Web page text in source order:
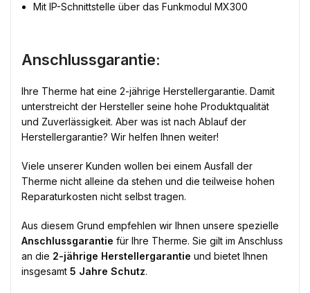
Mit IP-Schnittstelle über das Funkmodul MX300
Anschlussgarantie:
Ihre Therme hat eine 2-jährige Herstellergarantie. Damit
unterstreicht der Hersteller seine hohe Produktqualität
und Zuverlässigkeit. Aber was ist nach Ablauf der
Herstellergarantie? Wir helfen Ihnen weiter!
Viele unserer Kunden wollen bei einem Ausfall der
Therme nicht alleine da stehen und die teilweise hohen
Reparaturkosten nicht selbst tragen.
Aus diesem Grund empfehlen wir Ihnen unsere spezielle
Anschlussgarantie für Ihre Therme. Sie gilt im Anschluss
an die 2-jährige Herstellergarantie und bietet Ihnen
insgesamt 5 Jahre Schutz.